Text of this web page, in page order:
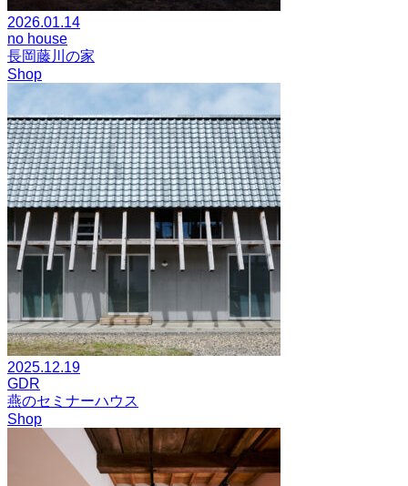
2026.01.14
no house
長岡藤川の家
Shop
2025.12.19
GDR
燕のセミナーハウス
Shop